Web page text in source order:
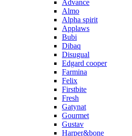
Advance
Almo
Alpha spirit
Applaws
Bubi
Dibaq
Disugual
Edgard cooper
Farmina
Felix
Firstbite
Fresh
Gatynat
Gourmet
Gustav
Harper&bone